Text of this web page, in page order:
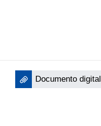
Documento digital